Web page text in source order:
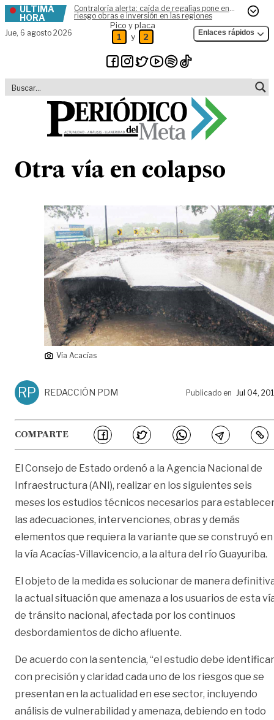
Skip to content
ÚLTIMA
HORA
Contraloría alerta: caída de regalías pone en
riesgo obras e inversión en las regiones
Jue, 6 agosto 2026
Pico y placa
1 y 2 Enlaces rápidos
Otra vía en colapso
Vía Acacías
RP REDACCIÓN PDM Publicado en Jul 04,
COMPARTE
El Consejo de Estado ordenó a la Agencia Nacional de
Infraestructura (ANI), realizar en los siguientes seis
meses los estudios técnicos necesarios para
las adecuaciones, intervenciones, obras y demás
elementos que requiera la variante que se construyó en
la vía Acacías-Villavicencio, a la altura del río Guayuriba.
El objeto de la medida es solucionar de manera
la actual situación que amenaza a los usuarios de esta
de tránsito nacional, afectada por los continuos
desbordamientos de dicho afluente.
De acuerdo con la sentencia, “el estudio debe identificar
con precisión y claridad cada uno de los riesgos que se
presentan en la actualidad en ese sector, incluyendo
análisis de vulnerabilidad y amenaza, debiendo en todo